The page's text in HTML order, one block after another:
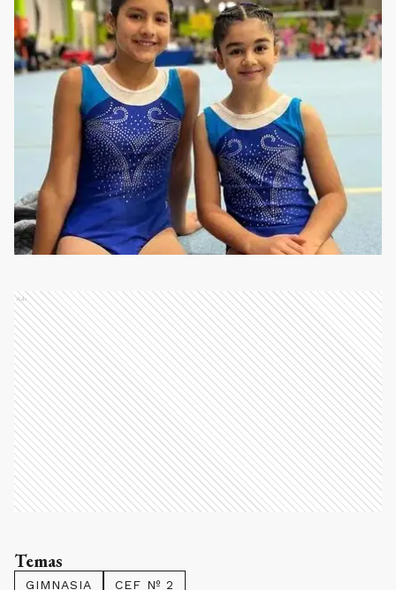
Ads
Temas
GIMNASIA CEF Nº 2